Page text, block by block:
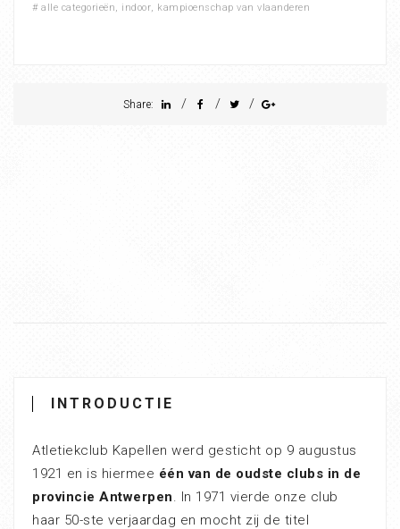
# alle categorieën, indoor, kampioenschap van vlaanderen
Share: / / /
INTRODUCTIE
Atletiekclub Kapellen werd gesticht op 9 augustus
1921 en is hiermee één van de oudste clubs in de
provincie Antwerpen. In 1971 vierde onze club
haar 50-ste verjaardag en mocht zij de titel